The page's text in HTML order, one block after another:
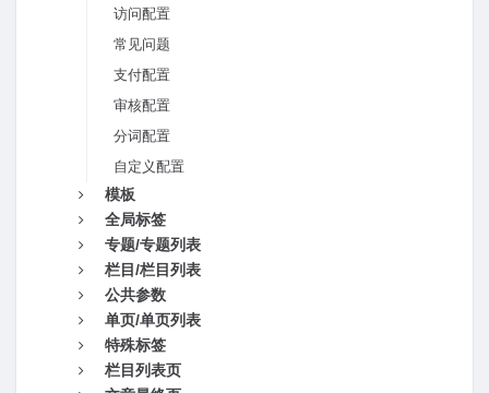
访问配置
常见问题
支付配置
审核配置
分词配置
自定义配置
模板
全局标签
专题/专题列表
栏目/栏目列表
公共参数
单页/单页列表
特殊标签
栏目列表页